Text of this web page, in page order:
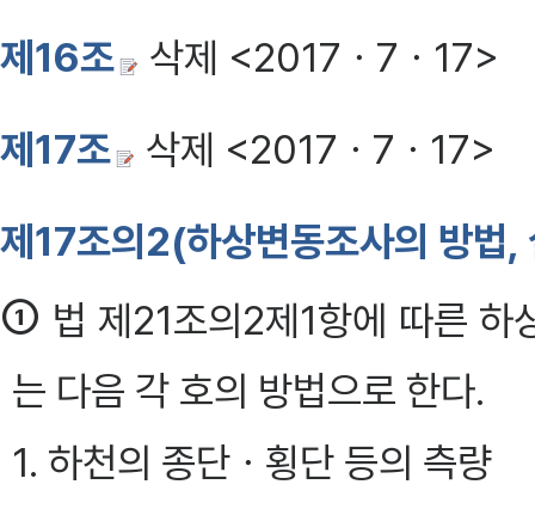
제16조
삭제 <2017ㆍ7ㆍ17>
제17조
삭제 <2017ㆍ7ㆍ17>
제17조의2(하상변동조사의 방법,
① 법 제21조의2제1항에 따른 하
는 다음 각 호의 방법으로 한다.
1. 하천의 종단ㆍ횡단 등의 측량